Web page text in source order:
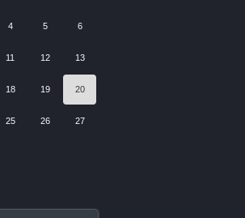
4 5 6
11 12 13
18 19 20
25 26 27